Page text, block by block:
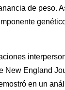
de peso.
New England
en un